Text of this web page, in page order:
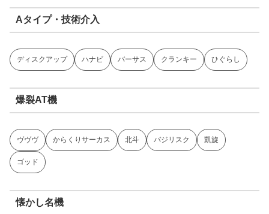
Aタイプ・技術介入
ディスクアップ ハナビ バーサス クランキー ひぐらし
爆裂AT機
ヴヴヴ からくりサーカス 北斗 バジリスク 凱旋
ゴッド
懐かし名機